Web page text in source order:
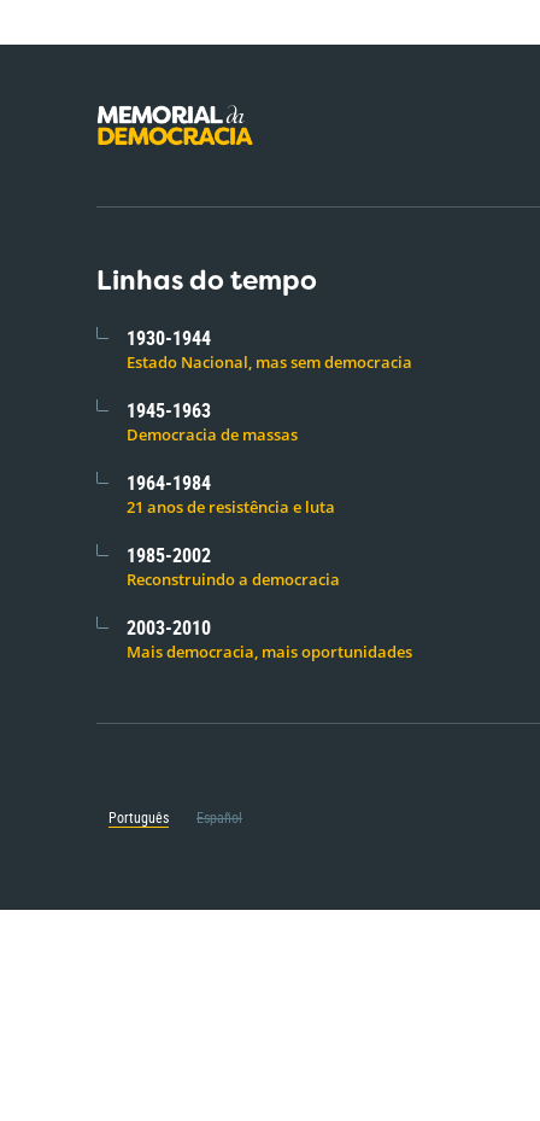
Linhas do tempo
1930-1944
Estado Nacional, mas sem democracia
1945-1963
Democracia de massas
1964-1984
21 anos de resistência e luta
1985-2002
Reconstruindo a democracia
2003-2010
Mais democracia, mais oportunidades
Português Español